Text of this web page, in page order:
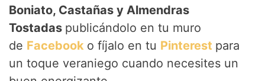
Boniato, Castañas y Almendras
Tostadas publicándolo en tu muro
de Facebook o fíjalo en tu Pinterest para
un toque veraniego cuando necesites un